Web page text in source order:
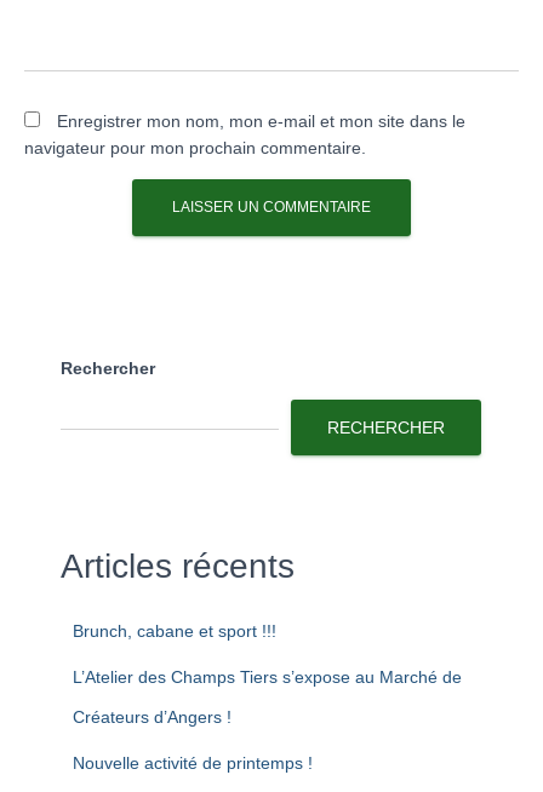
Enregistrer mon nom, mon e-mail et mon site dans le
navigateur pour mon prochain commentaire.
Rechercher
RECHERCHER
Articles récents
Brunch, cabane et sport !!!
L’Atelier des Champs Tiers s’expose au Marché de
Créateurs d’Angers !
Nouvelle activité de printemps !